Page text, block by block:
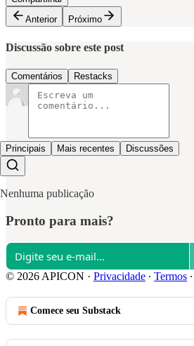
Anterior
Próximo
Discussão sobre este post
Comentários Restacks
Principais Mais recentes Discussões
Nenhuma publicação
Pronto para mais?
© 2026 APICON · Privacidade ∙ Termos ∙
Comece seu Substack